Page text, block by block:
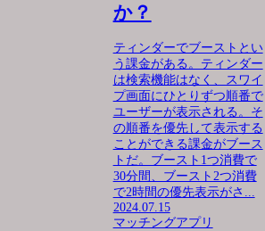
か？
ティンダーでブーストとい
う課金がある。ティンダー
は検索機能はなく、スワイ
プ画面にひとりずつ順番で
ユーザーが表示される。そ
の順番を優先して表示する
ことができる課金がブース
トだ。ブースト1つ消費で
30分間、ブースト2つ消費
で2時間の優先表示がさ...
2024.07.15
マッチングアプリ